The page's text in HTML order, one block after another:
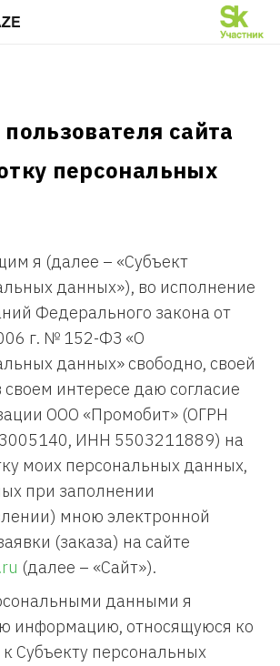
сайта
персональных
я (далее – «Субъект
данных»), во исполнение
Федерального закона от
г. № 152-ФЗ «О
данных» свободно, своей
своем интересе даю согласие
ООО «Промобит» (ОГРН
ИНН 5503211889) на
моих персональных данных,
при заполнении
мною электронной
(заказа) на сайте
(далее – «Сайт»).
данными я
информацию, относящуюся ко
Субъекту персональных